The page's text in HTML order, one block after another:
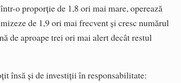
o proporție de 1,8 ori mai mare, operează
de 1,9 ori mai frecvent și cresc numărul
de aproape trei ori mai alert decât restul
însă și de investiții în responsabilitate: